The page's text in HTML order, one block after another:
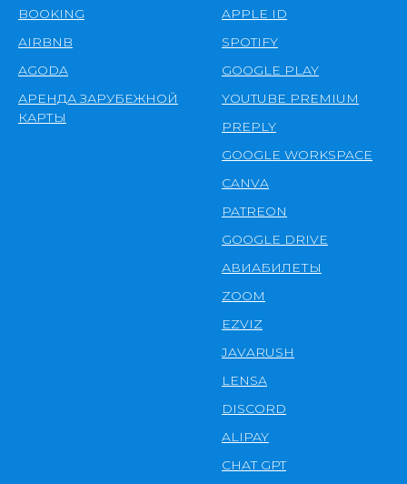
BOOKING
AIRBNB
AGODA
АРЕНДА ЗАРУБЕЖНОЙ
КАРТЫ
APPLE ID
SPOTIFY
GOOGLE PLAY
YOUTUBE PREMIUM
PREPLY
GOOGLE WORKSPACE
CANVA
PATREON
GOOGLE DRIVE
АВИАБИЛЕТЫ
ZOOM
EZVIZ
JAVARUSH
LENSA
DISCORD
ALIPAY
CHAT GPT